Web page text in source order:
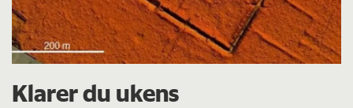
Klarer du ukens